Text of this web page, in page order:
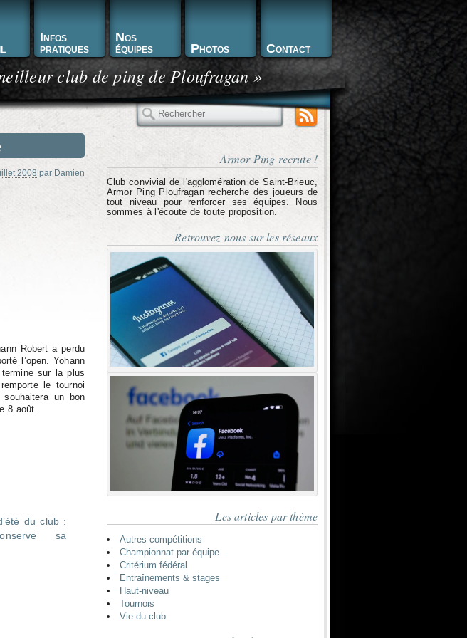
club de ping de Ploufragan »
Infos
pratiques
Nos
équipes
Photos Contact
Rechercher
2008 par Damien
Robert a perdu
l’open. Yohann
sur la plus
le tournoi
un bon
8 août.
du club :
sa
Armor Ping recrute !
Club convivial de l'agglomération de Saint-Brieuc,
Armor Ping Ploufragan recherche des joueurs de
tout niveau pour renforcer ses équipes. Nous
sommes à l'écoute de toute proposition.
Retrouvez-nous sur les réseaux
Les articles par thème
Autres compétitions
Championnat par équipe
Critérium fédéral
Entraînements & stages
Haut-niveau
Tournois
Vie du club